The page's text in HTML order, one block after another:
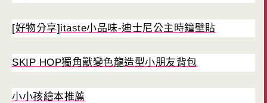
[好物分享]itaste小品味-迪士尼公主時鐘壁貼
SKIP HOP獨角獸變色龍造型小朋友背包
小小孩繪本推薦